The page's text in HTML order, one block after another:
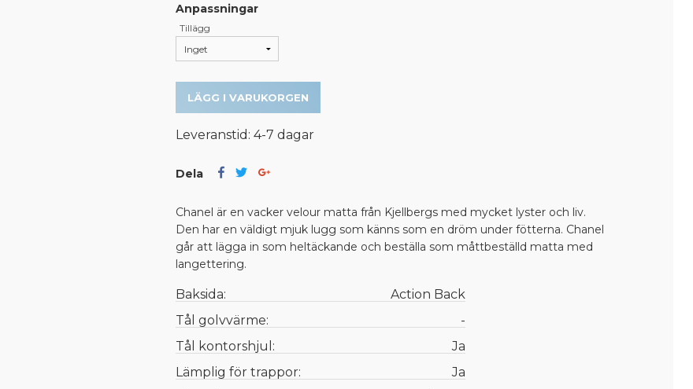
Anpassningar
Tillägg
LÄGG I VARUKORGEN
Leveranstid: 4-7 dagar
Dela
Chanel är en vacker velour matta från Kjellbergs med mycket lyster och liv.
Den har en väldigt mjuk lugg som känns som en dröm under fötterna. Chanel
går att lägga in som heltäckande och beställa som måttbeställd matta med
langettering.
Baksida:
Action Back
Tål golvvärme:
-
Tål kontorshjul:
Ja
Lämplig för trappor:
Ja